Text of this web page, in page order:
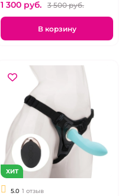
1 300 pуб. 3 500 pуб.
В корзину
ХИТ
5.0 1 отзыв